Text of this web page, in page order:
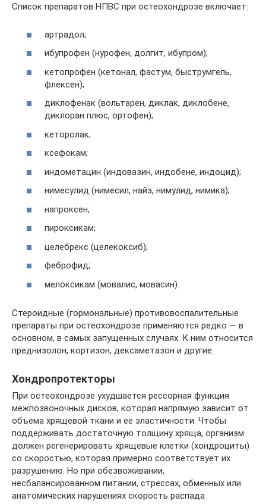
Список препаратов НПВС при остеохондрозе включает:
артрадол;
ибупрофен (нурофен, долгит, ибупром);
кетопрофен (кетонал, фастум, быструмгель,
флексен);
диклофенак (вольтарен, диклак, диклобене,
диклоран плюс, ортофен);
кеторолак;
ксефокам;
индометацин (индовазин, индобене, индоцид);
нимесулид (нимесил, найз, нимулид, нимика);
напроксен;
пироксикам;
целебрекс (целекоксиб);
феброфид;
мелоксикам (мовалис, мовасин).
Стероидные (гормональные) противовоспалительные
препараты при остеохондрозе применяются редко — в
основном, в самых запущенных случаях. К ним относится
преднизолон, кортизон, дексаметазон и другие.
Хондропротекторы
При остеохондрозе ухудшается рессорная функция
межпозвоночных дисков, которая напрямую зависит от
объема хрящевой ткани и ее эластичности. Чтобы
поддерживать достаточную толщину хряща, организм
должен регенерировать хрящевые клетки (хондроциты)
со скоростью, которая примерно соответствует их
разрушению. Но при обезвоживании,
несбалансированном питании, стрессах, обменных или
анатомических нарушениях скорость распада